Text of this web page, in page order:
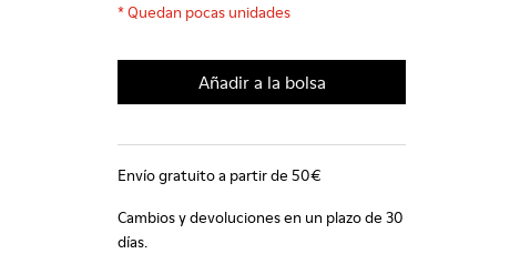
*Quedan pocas unidades
Añadir a la bolsa
Envío gratuito a partir de 50€
Cambios y devoluciones en un plazo de 30
días.